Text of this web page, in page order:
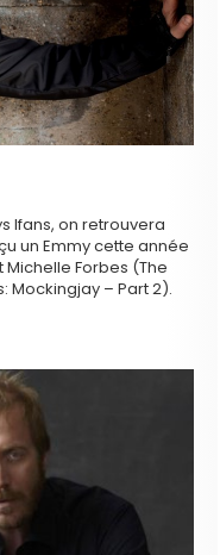
Ifans, on retrouvera
un Emmy cette année
Forbes (The
Mockingjay – Part 2).